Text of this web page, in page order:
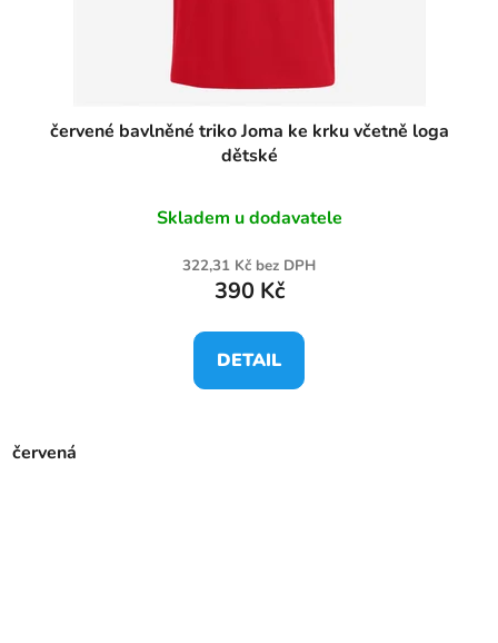
červené bavlněné triko Joma ke krku včetně loga
dětské
Skladem u dodavatele
322,31 Kč bez DPH
390 Kč
DETAIL
červená